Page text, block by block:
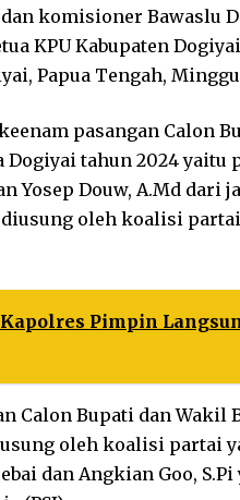
komisioner Bawaslu
KPU Kabupaten
Papua Tengah, Minggu
pasangan Calon
Dogiyai tahun 2024 yaitu
Yosep Douw, A.Md
diusung oleh koalisi
Kapolres Pimpin
Calon Bupati dan Wakil
oleh koalisi partai
dan Angkian Goo,